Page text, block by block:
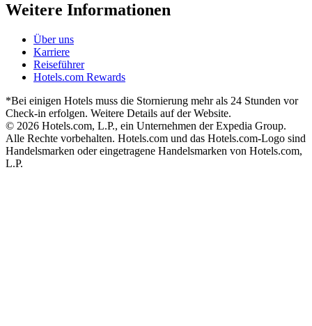
Weitere Informationen
Über uns
Karriere
Reiseführer
Hotels.com Rewards
*Bei einigen Hotels muss die Stornierung mehr als 24 Stunden vor
Check-in erfolgen. Weitere Details auf der Website.
© 2026 Hotels.com, L.P., ein Unternehmen der Expedia Group.
Alle Rechte vorbehalten. Hotels.com und das Hotels.com-Logo sind
Handelsmarken oder eingetragene Handelsmarken von Hotels.com,
L.P.